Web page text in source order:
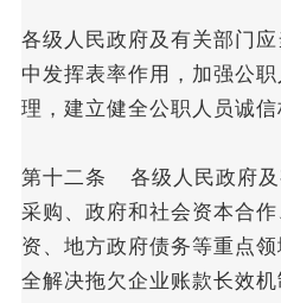
各级人民政府及有关部门
中发挥表率作用，加强公
理，建立健全公职人员诚信
第十二条 各级人民政府及
采购、政府和社会资本合作
资、地方政府债务等重点
全解决拖欠企业账款长效